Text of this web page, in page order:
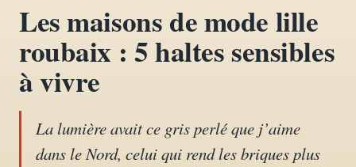
02 Escapades en France
03
04 Lifestyle & déco
Les maisons de mode lille
roubaix : 5 haltes sensibles
à vivre
La lumière avait ce gris perlé que j’aime
dans le Nord, celui qui rend les briques plus